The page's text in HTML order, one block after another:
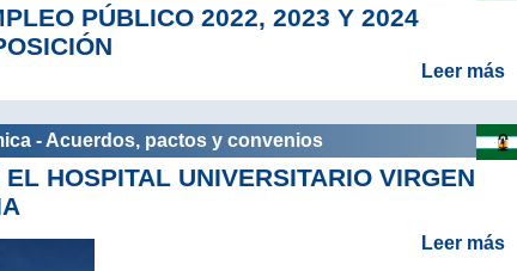
PÚBLICO 2022, 2023 Y 2024
Leer más
- Acuerdos, pactos y convenios
HOSPITAL UNIVERSITARIO VIRGEN
Leer más